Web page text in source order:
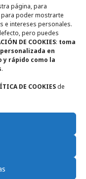
página, para
poder mostrarte
e intereses personales.
pero puedes
DE COOKIES: toma
en
y rápido como la
.
DE COOKIESde
de Pablo Iannarelli